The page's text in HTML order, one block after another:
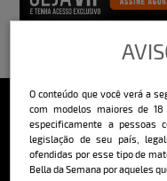
O conteúdo que você verá a
com modelos maiores de
especificamente a pessoas
legislação de seu país,
ofendidas por esse tipo de
Bella da Semana por aqueles
O Bella da Semana é a